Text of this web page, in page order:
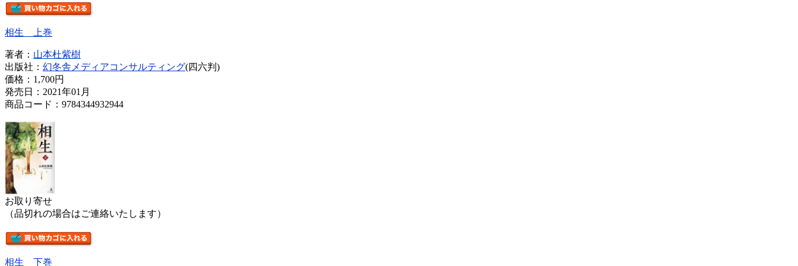
相生 上巻
著者： 山本杜紫樹
出版社： 幻冬舎メディアコンサルティング(四六判)
価格： 1,700円
発売日：2021年01月
商品コード：9784344932944
お取り寄せ
（品切れの場合はご連絡いたします）
相生 下巻